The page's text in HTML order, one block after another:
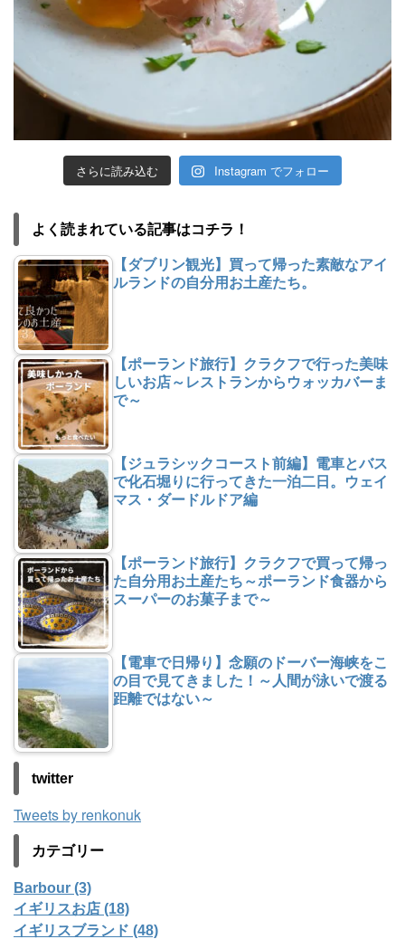
さらに読み込む Instagram でフォロー
よく読まれている記事はコチラ！
【ダブリン観光】買って帰った素敵なアイ
ルランドの自分用お土産たち。
【ポーランド旅行】クラクフで行った美味
しいお店～レストランからウォッカバーま
で～
【ジュラシックコースト前編】電車とバス
で化石堀りに行ってきた一泊二日。ウェイ
マス・ダードルドア編
【ポーランド旅行】クラクフで買って帰っ
た自分用お土産たち～ポーランド食器から
スーパーのお菓子まで～
【電車で日帰り】念願のドーバー海峡をこ
の目で見てきました！～人間が泳いで渡る
距離ではない～
twitter
Tweets by renkonuk
カテゴリー
Barbour (3)
イギリスお店 (18)
イギリスブランド (48)